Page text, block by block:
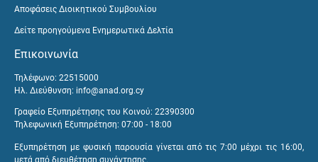
Αποφάσεις Διοικητικού Συμβουλίου
Δείτε προηγούμενα Ενημερωτικά Δελτία
Επικοινωνία
Τηλέφωνο: 22515000
Ηλ. Διεύθυνση: info@anad.org.cy
Γραφείο Εξυπηρέτησης του Κοινού: 22390300
Τηλεφωνική Εξυπηρέτηση: 07:00 - 18:00
Εξυπηρέτηση με φυσική παρουσία γίνεται από τις 7:00 μέχρι τις 16:00,
μετά από διευθέτηση συνάντησης.